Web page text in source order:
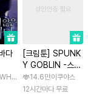
다
Studio / Lasso
[크림툰] SPUNK
Y GOBLIN -스펑
키 고블린- [스크
롤]
14.6만이쿠야스
12시간마다 무료